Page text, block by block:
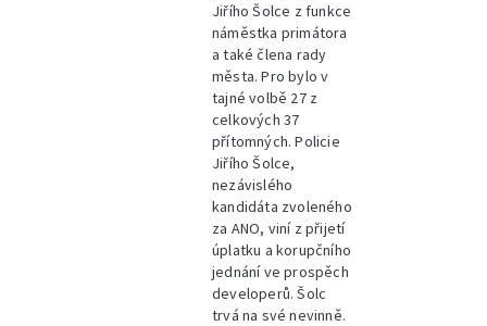
Jiřího Šolce z funkce
náměstka primátora
a také člena rady
města. Pro bylo v
tajné volbě 27 z
celkových 37
přítomných. Policie
Jiřího Šolce,
nezávislého
kandidáta zvoleného
za ANO, viní z přijetí
úplatku a korupčního
jednání ve prospěch
developerů. Šolc
trvá na své nevinně.